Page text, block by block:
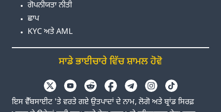
ਗੋਪਨੀਯਤਾ ਨੀਤੀ
ਛਾਪ
KYC ਅਤੇ AML
ਸਾਡੇ ਭਾਈਚਾਰੇ ਵਿੱਚ ਸ਼ਾਮਲ ਹੋਵੋ
ਇਸ ਵੈੱਬਸਾਈਟ 'ਤੇ ਵਰਤੇ ਗਏ ਉਤਪਾਦਾਂ ਦੇ ਨਾਮ, ਲੋਗੋ ਅਤੇ ਬ੍ਰਾਂਡ ਸਿਰਫ਼